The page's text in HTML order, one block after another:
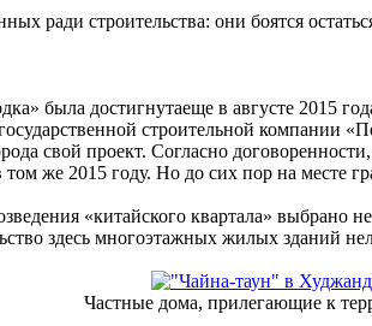
ради строительства: они боятся
была достигнутаеще в августе 2015
строительной компании
свой проект. Согласно
том же 2015 году. Но до сих пор на месте
«китайского квартала» выбрано
здесь многоэтажных жилых зданий
Частные дома, прилегающие к